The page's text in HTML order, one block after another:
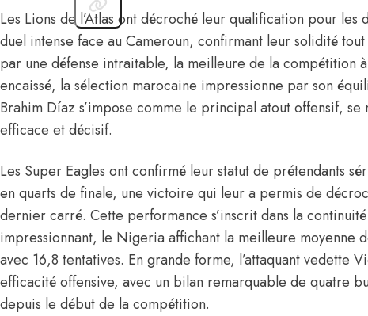
Les Lions de l’Atlas ont décroché leur qualification pour les
duel intense face au Cameroun, confirmant leur solidité
par une défense intraitable, la meilleure de la compétition
encaissé, la sélection marocaine impressionne par son
Brahim Díaz s’impose comme le principal atout offensif,
efficace et décisif.
Les Super Eagles ont confirmé leur statut de prétendants
en quarts de finale, une victoire qui leur a permis de
dernier carré. Cette performance s’inscrit dans la
impressionnant, le Nigeria affichant la meilleure moyenne
avec 16,8 tentatives. En grande forme, l’attaquant vedette
efficacité offensive, avec un bilan remarquable de quatre
depuis le début de la compétition.